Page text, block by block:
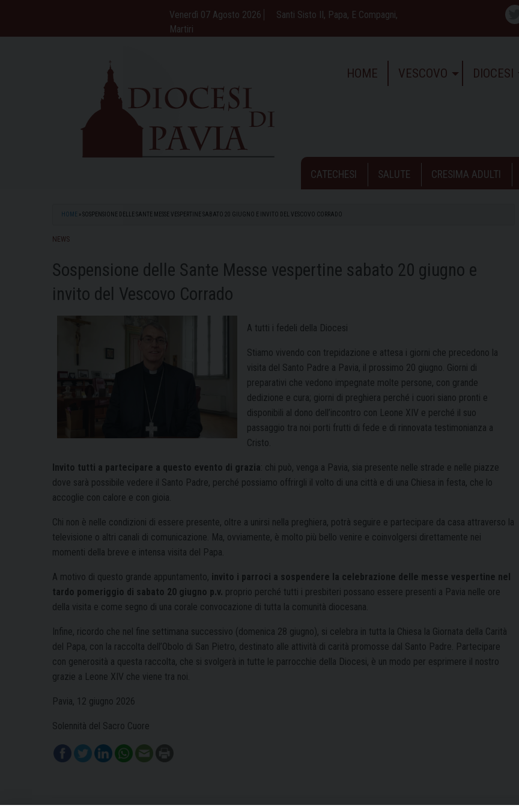
content
Venerdì 07 Agosto 2026
Santi Sisto II, Papa, E Compagni,
Martiri
HOME VESCOVO DIOCESI
CATECHESI SALUTE CRESIMA ADULTI
HOME » SOSPENSIONE DELLE SANTE MESSE VESPERTINE SABATO 20 GIUGNO E INVITO DEL VESCOVO CORRADO
NEWS
Sospensione delle Sante Messe vespertine sabato 20 giugno e
invito del Vescovo Corrado
A tutti i fedeli della Diocesi
Stiamo vivendo con trepidazione e attesa i giorni che precedono la
visita del Santo Padre a Pavia, il prossimo 20 giugno. Giorni di
preparativi che vedono impegnate molte persone, con grande
dedizione e cura; giorni di preghiera perché i cuori siano pronti e
disponibili al dono dell’incontro con Leone XIV e perché il suo
passaggio tra noi porti frutti di fede e di rinnovata testimonianza a
Cristo.
Invito tutti a partecipare a questo evento di grazia: chi può, venga a Pavia, sia presente nelle strade e nelle piazze
dove sarà possibile vedere il Santo Padre, perché possiamo offrirgli il volto di una città e di una Chiesa in festa, che lo
accoglie con calore e con gioia.
Chi non è nelle condizioni di essere presente, oltre a unirsi nella preghiera, potrà seguire e partecipare da casa attraverso la
televisione o altri canali di comunicazione. Ma, ovviamente, è molto più bello venire e coinvolgersi direttamente nei
momenti della breve e intensa visita del Papa.
A motivo di questo grande appuntamento, invito i parroci a sospendere la celebrazione delle messe vespertine nel
tardo pomeriggio di sabato 20 giugno p.v. proprio perché tutti i presbiteri possano essere presenti a Pavia nelle ore
della visita e come segno di una corale convocazione di tutta la comunità diocesana.
Infine, ricordo che nel fine settimana successivo (domenica 28 giugno), si celebra in tutta la Chiesa la Giornata della Carità
del Papa, con la raccolta dell’Obolo di San Pietro, destinato alle attività di carità promosse dal Santo Padre. Partecipare
con generosità a questa raccolta, che si svolgerà in tutte le parrocchie della Diocesi, è un modo per esprimere il nostro
grazie a Leone XIV che viene tra noi.
Pavia, 12 giugno 2026
Solennità del Sacro Cuore